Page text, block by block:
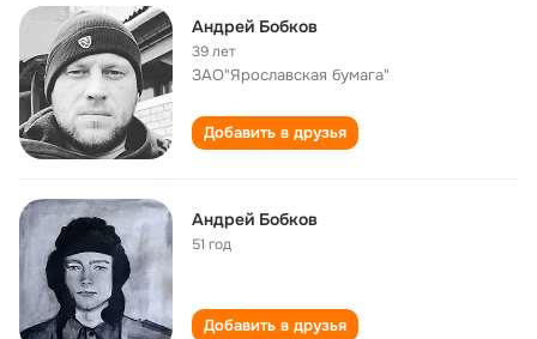
Андрей Бобков
39 лет
ЗАО"Ярославская бумага"
Добавить в друзья
Андрей Бобков
51 год
Добавить в друзья